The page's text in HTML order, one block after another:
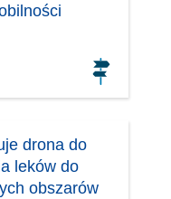
drona do
leków do
obszarów